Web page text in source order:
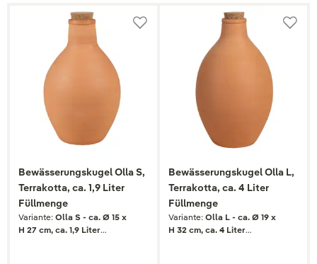
Bewässerungskugel Olla S,
Terrakotta, ca. 1,9 Liter
Füllmenge
Variante: Olla S - ca. Ø 15 x
H 27 cm, ca. 1,9 Liter
Bewässerungskugel Olla L,
Terrakotta, ca. 4 Liter
Füllmenge
Variante: Olla L - ca. Ø 19 x
H 32 cm, ca. 4 Liter